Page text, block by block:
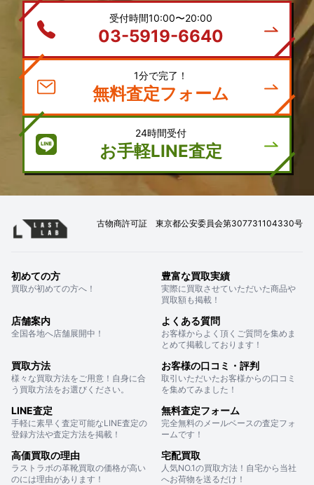
受付時間10:00〜20:00
03-5919-6640
1分で完了！
無料査定フォーム
24時間受付
お手軽LINE査定
古物商許可証 東京都公安委員会第307731104330号
初めての方
買取が初めての方へ！
豊富な買取実績
実際に買取させていただいた商品や
買取額も掲載！
店舗案内
全国各地へ店舗展開中！
よくある質問
お客様からよく頂くご質問を集めま
とめて掲載しております！
買取方法
様々な買取方法をご用意！自身に合
う買取方法をお選びください。
お客様の口コミ・評判
取引いただいたお客様からの口コミ
を集めてみました！
LINE査定
手軽に素早く査定可能なLINE査定の
登録方法や査定方法を掲載！
無料査定フォーム
完全無料のメールベースの査定フォ
ームです！
高価買取の理由
ラストラボの革靴買取の価格が高い
のには理由があります！
宅配買取
人気NO.1の買取方法！自宅から当社
へお荷物を送るだけ！